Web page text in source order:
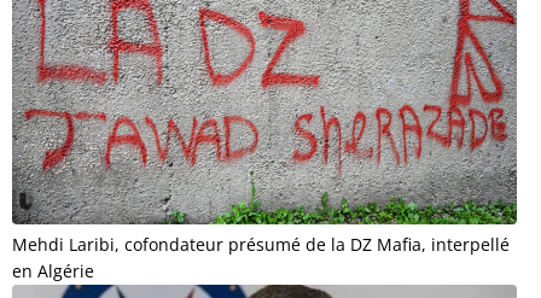
Mehdi Laribi, cofondateur présumé de la DZ Mafia, interpellé
en Algérie